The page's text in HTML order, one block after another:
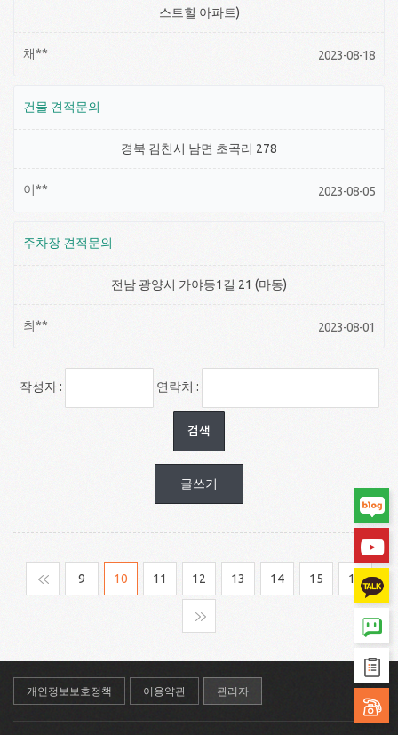
스트힐 아파트)
채** 2023-08-18
건물 견적문의
경북 김천시 남면 초곡리 278
이** 2023-08-05
주차장 견적문의
전남 광양시 가야등1길 21 (마동)
최** 2023-08-01
작성자 : 연락처 :
글쓰기
맨처음
9 10 11 12 13 14 15 16
개인정보보호정책 이용약관 관리자